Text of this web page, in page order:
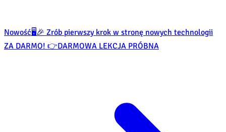
Nowość🖥️🎉 Zrób pierwszy krok w stronę nowych technologii
ZA DARMO! 👉DARMOWA LEKCJA PRÓBNA